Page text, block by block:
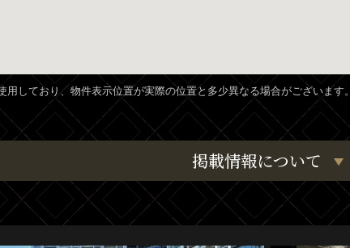
しており、物件表示位置が実際の位置と多少異なる場合がございます。
掲載情報について